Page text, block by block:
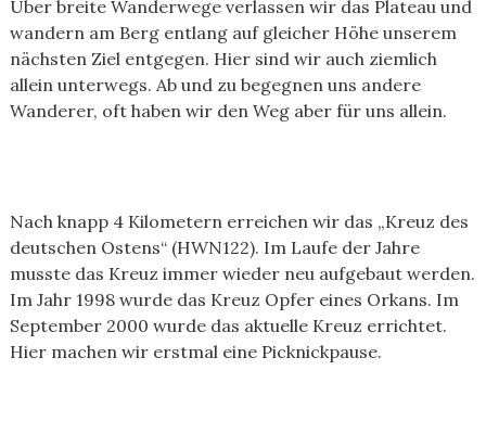
Über breite Wanderwege verlassen wir das Plateau und
wandern am Berg entlang auf gleicher Höhe unserem
nächsten Ziel entgegen. Hier sind wir auch ziemlich
allein unterwegs. Ab und zu begegnen uns andere
Wanderer, oft haben wir den Weg aber für uns allein.
Nach knapp 4 Kilometern erreichen wir das „Kreuz des
deutschen Ostens“ (HWN122). Im Laufe der Jahre
musste das Kreuz immer wieder neu aufgebaut werden.
Im Jahr 1998 wurde das Kreuz Opfer eines Orkans. Im
September 2000 wurde das aktuelle Kreuz errichtet.
Hier machen wir erstmal eine Picknickpause.